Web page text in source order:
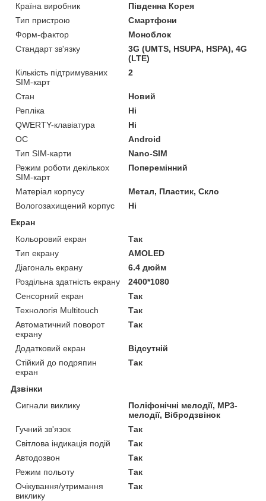
Країна виробник
Південна Корея
Тип пристрою
Смартфони
Форм-фактор
Моноблок
Стандарт зв'язку
3G (UMTS, HSUPA, HSPA), 4G
(LTE)
Кількість підтримуваних
SIM-карт
2
Стан
Новий
Репліка
Ні
QWERTY-клавіатура
Ні
ОС
Android
Тип SIM-карти
Nano-SIM
Режим роботи декількох
SIM-карт
Поперемінний
Матеріал корпусу
Метал, Пластик, Скло
Вологозахищений корпус
Ні
Екран
Кольоровий екран
Так
Тип екрану
AMOLED
Діагональ екрану
6.4 дюйм
Роздільна здатність екрану
2400*1080
Сенсорний екран
Так
Технологія Multitouch
Так
Автоматичний поворот
екрану
Так
Додатковий екран
Відсутній
Стійкий до подряпин
екран
Так
Дзвінки
Сигнали виклику
Поліфонічні мелодії, MP3-
мелодії, Вібродзвінок
Гучний зв'язок
Так
Світлова індикація подій
Так
Автодозвон
Так
Режим польоту
Так
Очікування/утримання
виклику
Так